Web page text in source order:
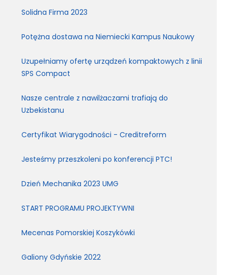
Solidna Firma 2023
Potężna dostawa na Niemiecki Kampus Naukowy
Uzupełniamy ofertę urządzeń kompaktowych z linii
SPS Compact
Nasze centrale z nawilżaczami trafiają do
Uzbekistanu
Certyfikat Wiarygodności - Creditreform
Jesteśmy przeszkoleni po konferencji PTC!
Dzień Mechanika 2023 UMG
START PROGRAMU PROJEKTYWNI
Mecenas Pomorskiej Koszykówki
Galiony Gdyńskie 2022